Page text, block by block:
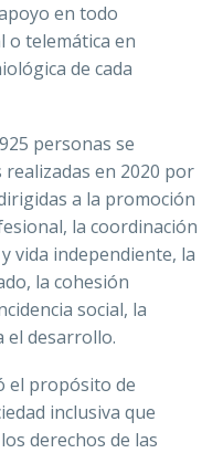
en todo
o telemática en
de cada
personas se
en 2020 por
a la promoción
la coordinación
vida independiente, la
la cohesión
social, la
el desarrollo.
el propósito de
inclusiva que
derechos de las